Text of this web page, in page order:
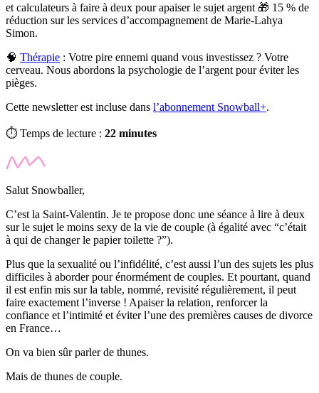
et calculateurs à faire à deux pour apaiser le sujet argent 🎁 15 % de
réduction sur les services d’accompagnement de Marie-Lahya
Simon.
🧠 Thérapie : Votre pire ennemi quand vous investissez ? Votre
cerveau. Nous abordons la psychologie de l’argent pour éviter les
pièges.
Cette newsletter est incluse dans l’abonnement Snowball+.
⏱️ Temps de lecture : 22 minutes
Salut Snowballer,
C’est la Saint-Valentin. Je te propose donc une séance à lire à deux
sur le sujet le moins sexy de la vie de couple (à égalité avec “c’était
à qui de changer le papier toilette ?”).
Plus que la sexualité ou l’infidélité, c’est aussi l’un des sujets les plus
difficiles à aborder pour énormément de couples. Et pourtant, quand
il est enfin mis sur la table, nommé, revisité régulièrement, il peut
faire exactement l’inverse ! Apaiser la relation, renforcer la
confiance et l’intimité et éviter l’une des premières causes de divorce
en France…
On va bien sûr parler de thunes.
Mais de thunes de couple.